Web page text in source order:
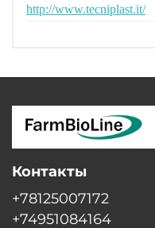
http://www.tecniplast.it/
Контакты
+78125007172
+74951084164